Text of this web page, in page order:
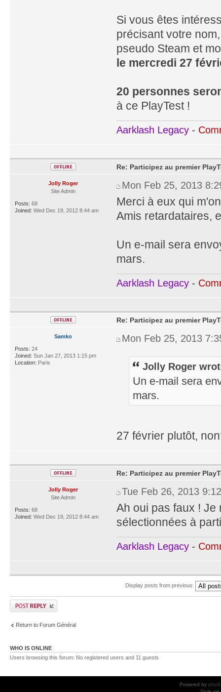
Si vous êtes
précisant votre
pseudo Steam et
le mercredi 27
20 personnes
à ce PlayTest !
Aarklash Legacy -
Jolly Roger
Site Admin
Posts: 68
Joined: Wed Dec 19, 2012 8:44 am
Re: Participez au premier
Mon Feb 25, 2013
Merci à eux qui
Amis retardataires,
Un e-mail sera
mars.
Aarklash Legacy -
Samko
Posts: 24
Joined: Sun Jan 27, 2013 1:15 pm
Location: Paris
Re: Participez au premier
Mon Feb 25, 2013
Jolly Roger
Un e-mail sera
mars.
27 février plutôt,
Jolly Roger
Site Admin
Posts: 68
Joined: Wed Dec 19, 2012 8:44 am
Re: Participez au premier
Tue Feb 26, 2013
Ah oui pas faux !
sélectionnées à
Aarklash Legacy -
Display posts from previous:
Return to Forum Général
WHO IS ONLINE
Users browsing this forum: No registered users and 11 guests
Powered by